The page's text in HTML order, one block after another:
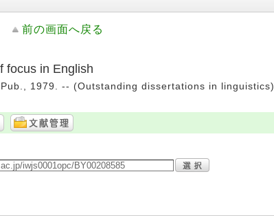
前の画面へ戻る
focus in English
1979. -- (Outstanding dissertations in linguistics).